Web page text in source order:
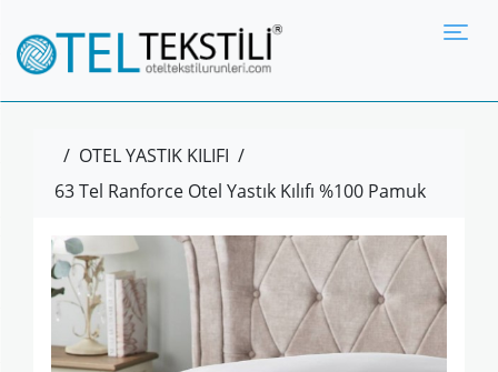
/ OTEL YASTIK KILIFI /
63 Tel Ranforce Otel Yastık Kılıfı %100 Pamuk